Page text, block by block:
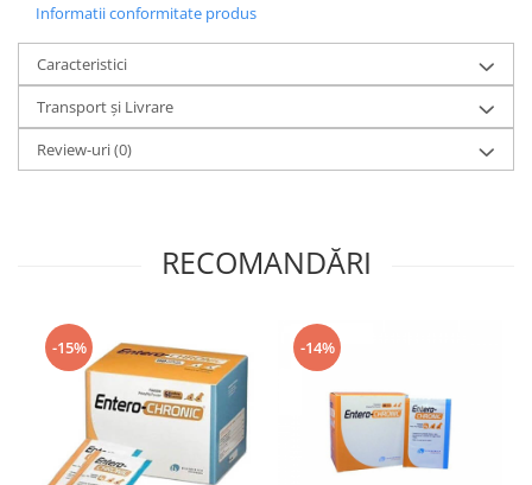
Informatii conformitate produs
Caracteristici
Transport și Livrare
Review-uri(0)
RECOMANDĂRI
-15% -14%